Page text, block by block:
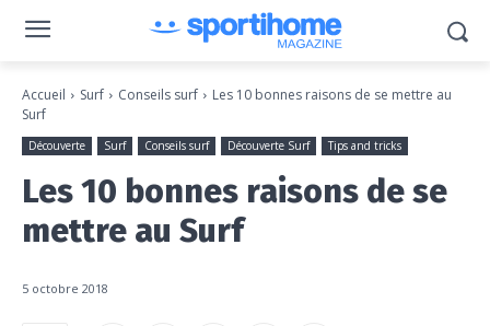
Accueil Surf Conseils surf
Les 10 bonnes raisons de se mettre au
Surf
Découverte Surf Conseils surf Découverte Surf Tips and tricks
Les 10 bonnes raisons de se
mettre au Surf
5 octobre 2018